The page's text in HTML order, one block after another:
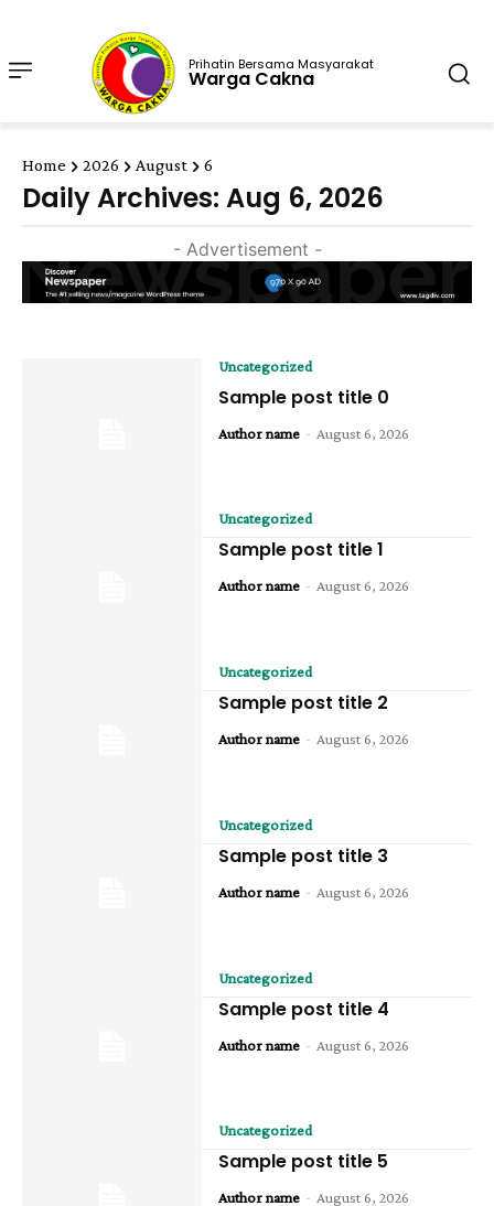
Prihatin Bersama Masyarakat
Warga Cakna
Home 2026 August 6
Daily Archives: Aug 6, 2026
- Advertisement -
Uncategorized
Sample post title 0
Author name - August 6, 2026
Uncategorized
Sample post title 1
Author name - August 6, 2026
Uncategorized
Sample post title 2
Author name - August 6, 2026
Uncategorized
Sample post title 3
Author name - August 6, 2026
Uncategorized
Sample post title 4
Author name - August 6, 2026
Uncategorized
Sample post title 5
Author name - August 6, 2026